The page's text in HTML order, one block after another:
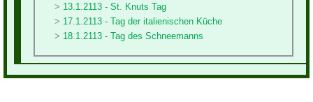
13.1.2113 - St. Knuts Tag
17.1.2113 - Tag der italienischen Küche
18.1.2113 - Tag des Schneemanns